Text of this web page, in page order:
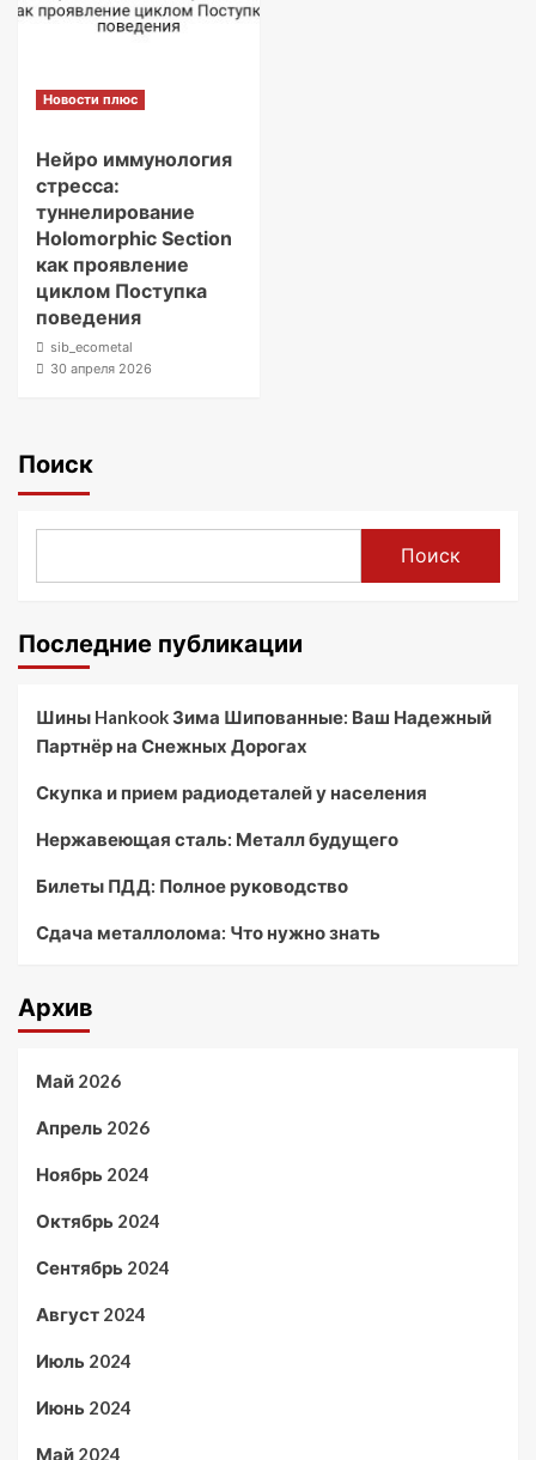
Новости плюс
Нейро иммунология
стресса:
туннелирование
Holomorphic Section
как проявление
циклом Поступка
поведения
sib_ecometal
30 апреля 2026
Поиск
Поиск
Последние публикации
Шины Hankook Зима Шипованные: Ваш Надежный
Партнёр на Снежных Дорогах
Скупка и прием радиодеталей у населения
Нержавеющая сталь: Металл будущего
Билеты ПДД: Полное руководство
Сдача металлолома: Что нужно знать
Архив
Май 2026
Апрель 2026
Ноябрь 2024
Октябрь 2024
Сентябрь 2024
Август 2024
Июль 2024
Июнь 2024
Май 2024